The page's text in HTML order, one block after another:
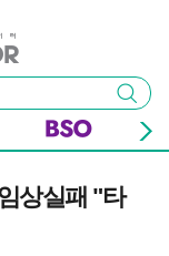
검색
상실패 "타